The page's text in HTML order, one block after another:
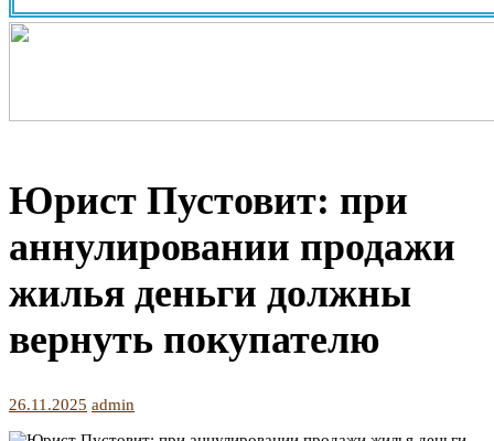
Юрист Пустовит: при
аннулировании продажи
жилья деньги должны
вернуть покупателю
26.11.2025 admin